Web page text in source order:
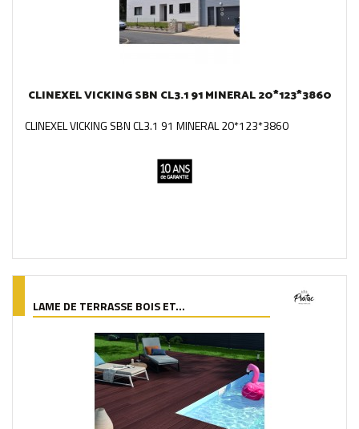
CLINEXEL VICKING SBN CL3.1 91 MINERAL 20*123*3860
CLINEXEL VICKING SBN CL3.1 91 MINERAL 20*123*3860
LAME DE TERRASSE BOIS ET...